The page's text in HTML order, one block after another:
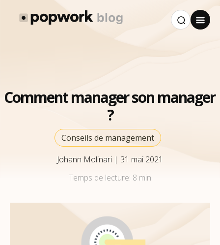
Comment manager son manager
?
Conseils de management
Johann Molinari | 31 mai 2021
Temps de lecture: 8 min